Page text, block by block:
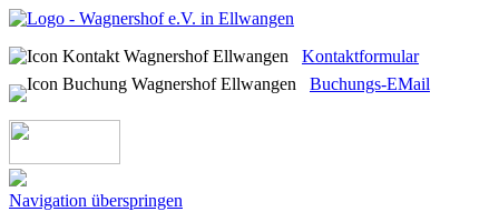
Kontaktformular
Buchungs-EMail
Navigation überspringen